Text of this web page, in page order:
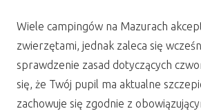
Wiele campingów na Mazurach
zwierzętami, jednak zaleca się
sprawdzenie zasad dotyczących
się, że Twój pupil ma aktualne
zachowuje się zgodnie z